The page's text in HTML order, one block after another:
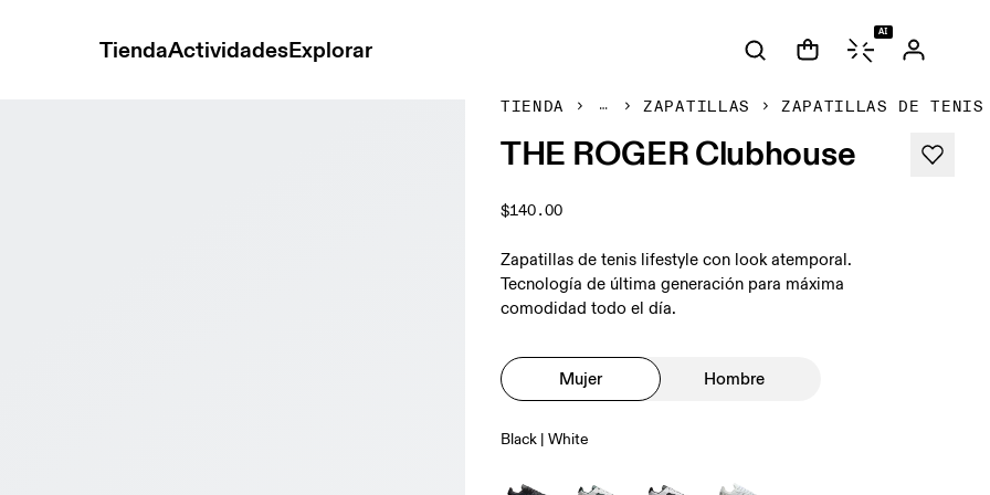
TiendaActividadesExplorar
AI
TIENDA ZAPATILLAS ZAPATILLAS DE TENIS
THE ROGER Clubhouse
$140.00
Zapatillas de tenis lifestyle con look atemporal.
Tecnología de última generación para máxima
comodidad todo el día.
Mujer Hombre
Black | White